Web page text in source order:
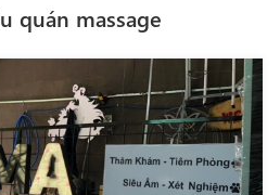
quán massage